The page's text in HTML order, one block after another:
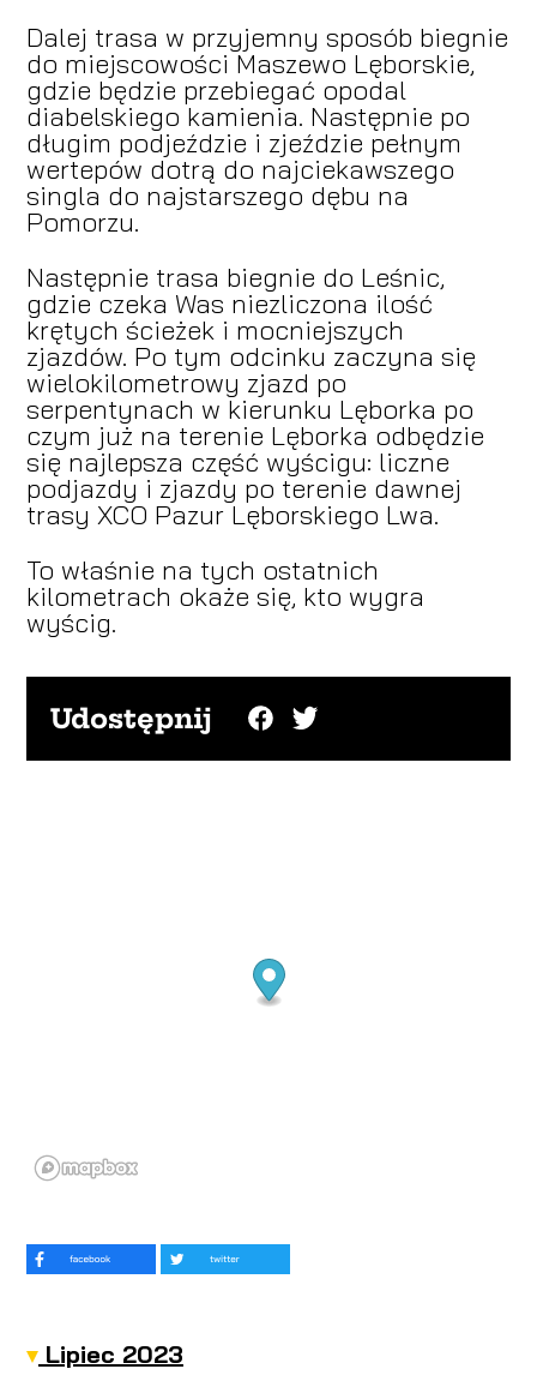
Dalej trasa w przyjemny sposób biegnie
do miejscowości Maszewo Lęborskie,
gdzie będzie przebiegać opodal
diabelskiego kamienia. Następnie po
długim podjeździe i zjeździe pełnym
wertepów dotrą do najciekawszego
singla do najstarszego dębu na
Pomorzu.
Następnie trasa biegnie do Leśnic,
gdzie czeka Was niezliczona ilość
krętych ścieżek i mocniejszych
zjazdów. Po tym odcinku zaczyna się
wielokilometrowy zjazd po
serpentynach w kierunku Lęborka po
czym już na terenie Lęborka odbędzie
się najlepsza część wyścigu: liczne
podjazdy i zjazdy po terenie dawnej
trasy XCO Pazur Lęborskiego Lwa.
To właśnie na tych ostatnich
kilometrach okaże się, kto wygra
wyścig.
Udostępnij
Lipiec 2023